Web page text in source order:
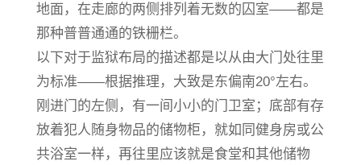
地面，在走廊的两侧排列着无数的囚室——都是
那种普普通通的铁栅栏。
以下对于监狱布局的描述都是以从由大门处往里
为标准——根据推理，大致是东偏南20°左右。
刚进门的左侧，有一间小小的门卫室；底部有存
放着犯人随身物品的储物柜，就如同健身房或公
共浴室一样，再往里应该就是食堂和其他储物